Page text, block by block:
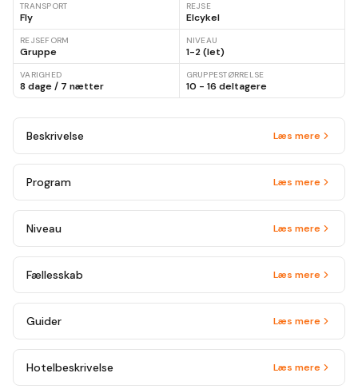
TRANSPORT
Fly
REJSE
Elcykel
REJSEFORM
Gruppe
NIVEAU
1-2 (let)
VARIGHED
8 dage / 7 nætter
GRUPPESTØRRELSE
10 - 16 deltagere
Beskrivelse Læs mere
Program Læs mere
Niveau Læs mere
Fællesskab Læs mere
Guider Læs mere
Hotelbeskrivelse Læs mere